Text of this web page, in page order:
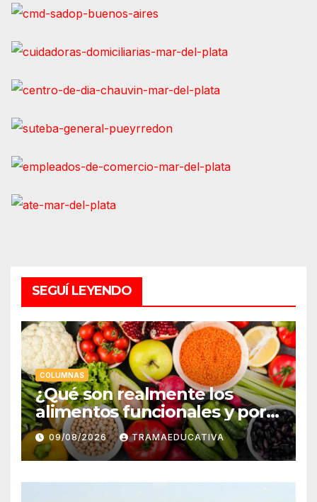
SEGUÍ LEYENDO
COLUMNAS
¿Qué son realmente los
alimentos funcionales y por
qué es importante
incorporarlos en tu dieta?
09/08/2026 TRAMAEDUCATIVA